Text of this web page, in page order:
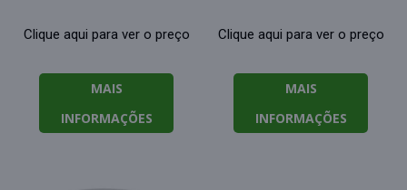
Clique aqui para ver o preço
MAIS
INFORMAÇÕES
Clique aqui para ver o preço
MAIS
INFORMAÇÕES